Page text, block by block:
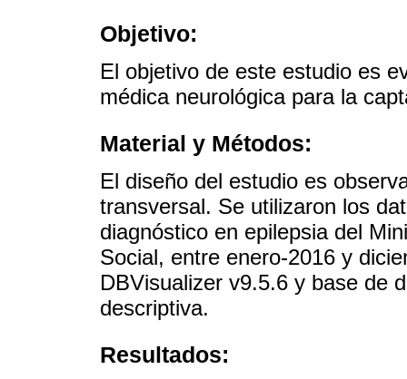
Objetivo:
El objetivo de este estudio es
médica neurológica para la
Material y Métodos:
El diseño del estudio es
transversal. Se utilizaron los
diagnóstico en epilepsia del
Social, entre enero-2016 y
DBVisualizer v9.5.6 y base de
descriptiva.
Resultados: